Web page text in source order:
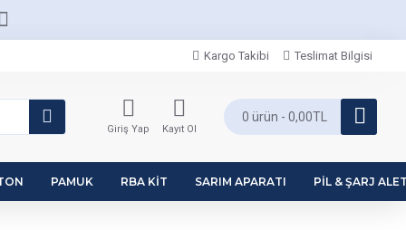
Kargo Takibi Teslimat Bilgisi
Giriş Yap Kayıt Ol
0 ürün - 0,00TL
PAMUK RBA KIT SARIM APARATI PIL & ŞARJ